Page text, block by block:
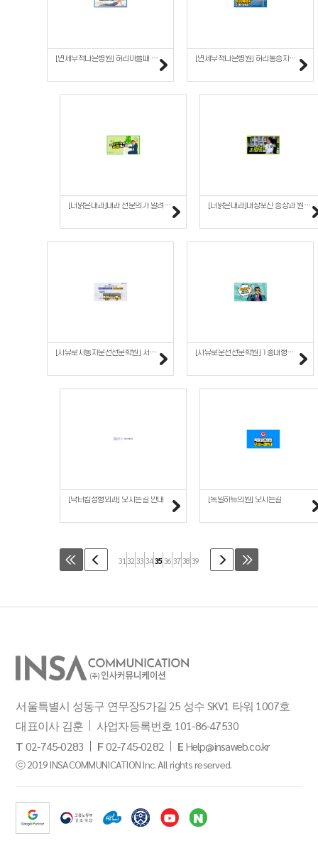
[연세무척나은병원] 허리아플때 좋은 운동 스트레칭, 효과 .. [연세무척나은병원] 허리통증치료, 척추내시경시술 어떻게 진..
[더맑은내과]내과 전문의가 알려주는 숙취해소법 대공개 [더맑은내과]대상포진 증상과 원인, 예방접종을 해야 하는 ..
[자유로자동차운전전문학원] 서울에서 무료 셔틀버스타고 오세요~ [자유로운전전문학원] 1종대형면허 운전가능한 차량으로는 ?
[닥터킴성형외과] 오시는길 안내 [독일하트의원] 오시는길
31 32 33 34 35 36 37 38 39
서울특별시 성동구 연무장5가길 25 성수 SKV1 타워 1007호
대표이사 김훈
사업자등록번호 101-86-47530
T02-745-0283 F02-745-0282 EHelp@insaweb.co.kr
ⓒ 2019 INSACOMMUNICATION Inc. All rights reserved.